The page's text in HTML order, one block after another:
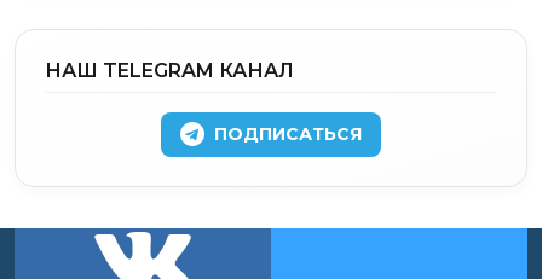
НАШ TELEGRAM КАНАЛ
ПОДПИСАТЬСЯ